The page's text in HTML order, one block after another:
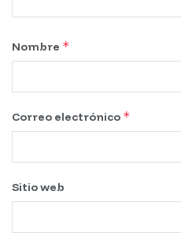
Nombre *
Correo electrónico *
Sitio web